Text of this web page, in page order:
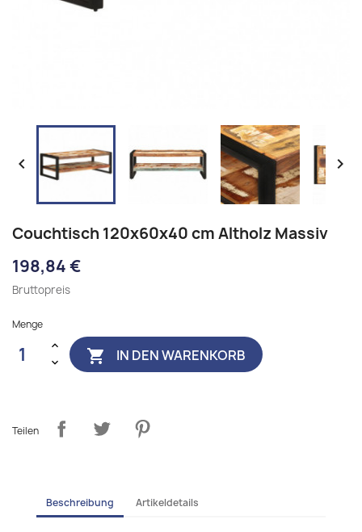
 
Couchtisch 120x60x40 cm Altholz Massiv
198,84 €
Bruttopreis
Menge
 IN DEN WARENKORB
Teilen
Beschreibung Artikeldetails